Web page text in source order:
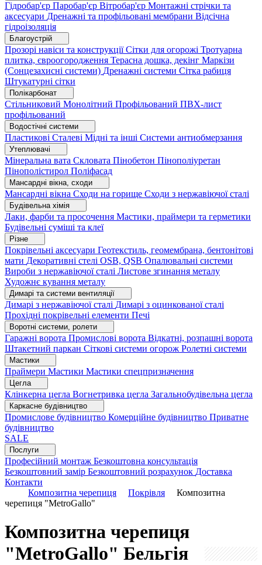
Гідробар'єр Паробар'єр Вітробар'єр Монтажні стрічки та
аксесуари Дренажні та профільовані мембрани Відсічна
гідроізоляція
Благоустрій
Прозорі навіси та конструкціїСітки для огорожі Тротуарна
плитка, євроогородження Терасна дошка, декінг Маркізи
(Сонцезахисні системи) Дренажні системи Сітка рабиця
Штукатурні сітки
Полікарбонат
Стільниковий Монолітний Профільований ПВХ-лист
профільований
Водостічні системи
Пластикові Сталеві Мідні та інші Системи антиобмерзання
Утеплювачі
Мінеральна вата Скловата Пінобетон Пінополіуретан
Пінополістирол Поліфасад
Мансардні вікна, сходи
Мансардні вікна Сходи на горище Сходи з нержавіючої сталі
Будівельна хімія
Лаки, фарби та просочення Мастики, праймери та герметики
Будівельні суміші та клеї
Різне
Покрівельні аксесуари Геотекстиль, геомембрана, бентонітові
мати Декоративні стелі OSB, QSB Опалювальні системи
Вироби з нержавіючої сталі Листове згинання металу
Художнє кування металу
Димарі та системи вентиляції
Димарі з нержавіючої сталі Димарі з оцинкованої сталі
Прохідні покрівельні елементи Печі
Воротні системи, ролети
Гаражні ворота Промислові ворота Відкатні, розпашні ворота
Штакетний паркан Сіткові системи огорож Ролетні системи
Мастики
Праймери Мастики Мастики спецпризначення
Цегла
Клінкерна цегла Вогнетривка цегла Загальнобудівельна цегла
Каркасне будівництво
Промислове будівництво Комерційне будівництво Приватне
будівництво
SALE
Послуги
Професійний монтаж Безкоштовна консультація
Безкоштовний замір Безкоштовний розрахунок Доставка
Контакти
Композитна черепиця
Покрівля
Композитна
черепиця "MetroGallo"
Композитна черепиця
"MetroGallo" Бельгія